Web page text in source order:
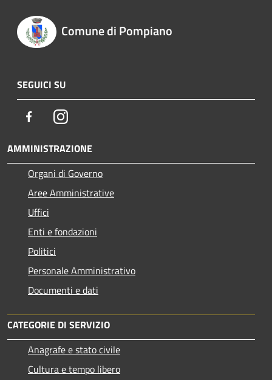
Comune di Pompiano
SEGUICI SU
FacebookInstagram
AMMINISTRAZIONE
Organi di Governo
Aree Amministrative
Uffici
Enti e fondazioni
Politici
Personale Amministrativo
Documenti e dati
CATEGORIE DI SERVIZIO
Anagrafe e stato civile
Cultura e tempo libero